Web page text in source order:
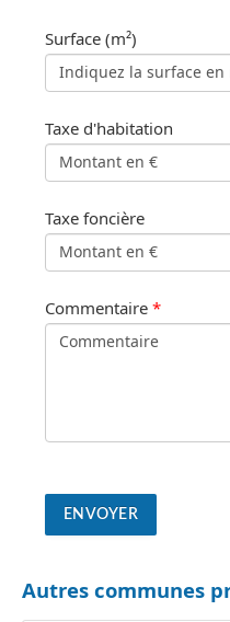
Surface (m²)
Taxe d'habitation
Taxe foncière
Commentaire *
Autres communes